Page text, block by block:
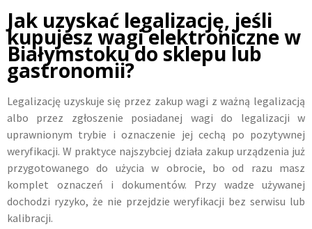
Jak uzyskać legalizację, jeśli
kupujesz wagi elektroniczne w
Białymstoku do sklepu lub
gastronomii?
Legalizację uzyskuje się przez zakup wagi z ważną legalizacją
albo przez zgłoszenie posiadanej wagi do legalizacji w
uprawnionym trybie i oznaczenie jej cechą po pozytywnej
weryfikacji. W praktyce najszybciej działa zakup urządzenia już
przygotowanego do użycia w obrocie, bo od razu masz
komplet oznaczeń i dokumentów. Przy wadze używanej
dochodzi ryzyko, że nie przejdzie weryfikacji bez serwisu lub
kalibracji.